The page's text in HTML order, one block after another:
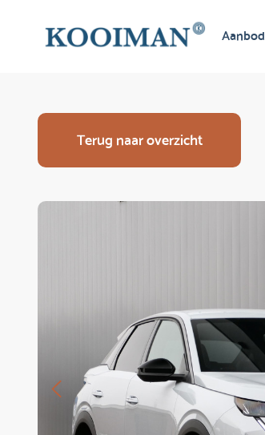
Aanbod
Terug naar overzicht